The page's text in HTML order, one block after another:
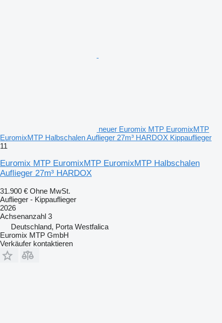
neuer Euromix MTP EuromixMTP
EuromixMTP Halbschalen Auflieger 27m³ HARDOX Kippauflieger
11
Euromix MTP EuromixMTP EuromixMTP Halbschalen
Auflieger 27m³ HARDOX
31.900 € Ohne MwSt.
Auflieger - Kippauflieger
2026
Achsenanzahl 3
Deutschland, Porta Westfalica
Euromix MTP GmbH
Verkäufer kontaktieren